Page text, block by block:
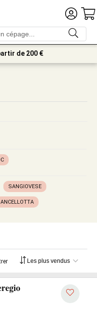
de 200 €
SANGIOVESE
ANCELLOTTA